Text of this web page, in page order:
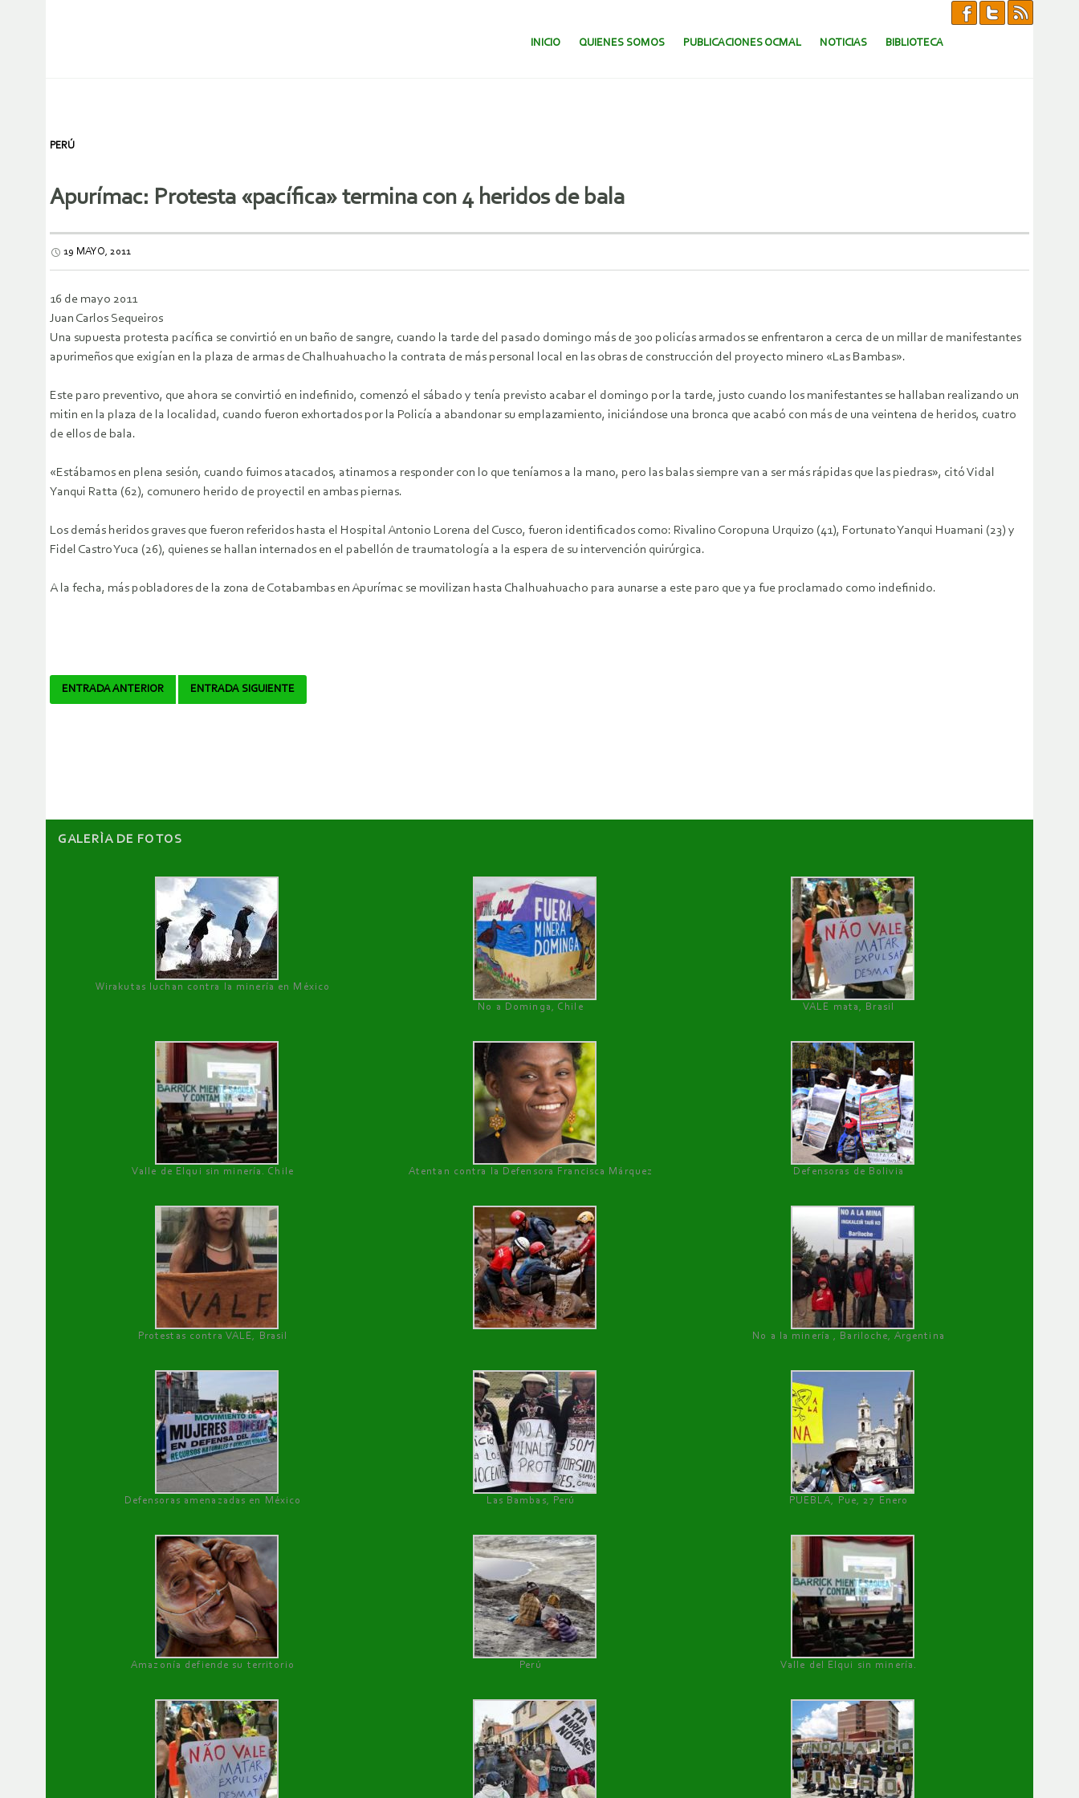
SALTAR AL CONTENIDO.
INICIO QUIENES SOMOS PUBLICACIONES OCMAL NOTICIAS BIBLIOTECA
PERÚ
Apurímac: Protesta «pacífica» termina con 4 heridos de bala
19 MAYO, 2011
16 de mayo 2011
Juan Carlos Sequeiros
Una supuesta protesta pacífica se convirtió en un baño de sangre, cuando la tarde del pasado domingo más de 300 policías armados se enfrentaron a cerca de un millar de manifestantes
apurimeños que exigían en la plaza de armas de Chalhuahuacho la contrata de más personal local en las obras de construcción del proyecto minero «Las Bambas».
Este paro preventivo, que ahora se convirtió en indefinido, comenzó el sábado y tenía previsto acabar el domingo por la tarde, justo cuando los manifestantes se hallaban realizando un
mitin en la plaza de la localidad, cuando fueron exhortados por la Policía a abandonar su emplazamiento, iniciándose una bronca que acabó con más de una veintena de heridos, cuatro
de ellos de bala.
«Estábamos en plena sesión, cuando fuimos atacados, atinamos a responder con lo que teníamos a la mano, pero las balas siempre van a ser más rápidas que las piedras», citó Vidal
Yanqui Ratta (62), comunero herido de proyectil en ambas piernas.
Los demás heridos graves que fueron referidos hasta el Hospital Antonio Lorena del Cusco, fueron identificados como: Rivalino Coropuna Urquizo (41), Fortunato Yanqui Huamani (23) y
Fidel Castro Yuca (26), quienes se hallan internados en el pabellón de traumatología a la espera de su intervención quirúrgica.
A la fecha, más pobladores de la zona de Cotabambas en Apurímac se movilizan hasta Chalhuahuacho para aunarse a este paro que ya fue proclamado como indefinido.
Navegador
ENTRADA ANTERIOR ENTRADA SIGUIENTE
GALERÌA DE FOTOS
Wirakutas luchan contra la minería en México
No a Dominga, Chile
VALE mata, Brasil
Valle de Elqui sin minería. Chile Atentan contra la Defensora Francisca Márquez Defensoras de Bolivia
Protestas contra VALE, Brasil No a la minería , Bariloche, Argentina
Defensoras amenazadas en México Las Bambas, Perú PUEBLA, Pue, 27 Enero
Amazonía defiende su territorio Perú Valle del Elqui sin minería.